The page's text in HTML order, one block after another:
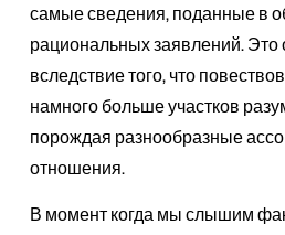
самые сведения, поданные в
рациональных заявлений. Это
вследствие того, что
намного больше участков
порождая разнообразные
отношения.
В момент когда мы слышим